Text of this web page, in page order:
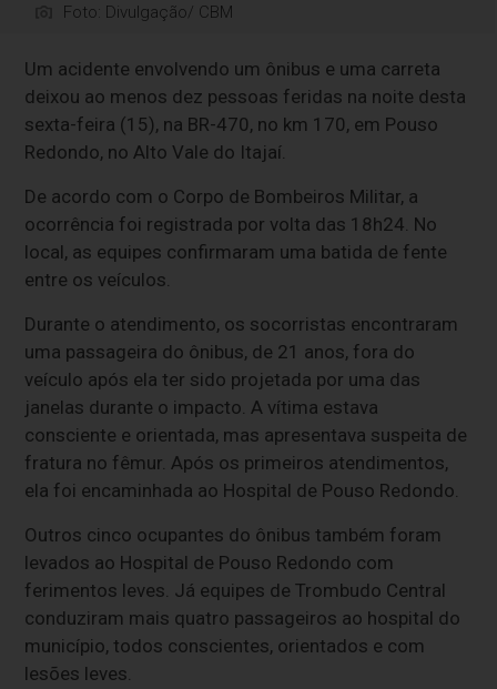
Foto: Divulgação/ CBM
Um acidente envolvendo um ônibus e uma carreta
deixou ao menos dez pessoas feridas na noite desta
sexta-feira (15), na BR-470, no km 170, em Pouso
Redondo, no Alto Vale do Itajaí.
De acordo com o Corpo de Bombeiros Militar, a
ocorrência foi registrada por volta das 18h24. No
local, as equipes confirmaram uma batida de fente
entre os veículos.
Durante o atendimento, os socorristas encontraram
uma passageira do ônibus, de 21 anos, fora do
veículo após ela ter sido projetada por uma das
janelas durante o impacto. A vítima estava
consciente e orientada, mas apresentava suspeita de
fratura no fêmur. Após os primeiros atendimentos,
ela foi encaminhada ao Hospital de Pouso Redondo.
Outros cinco ocupantes do ônibus também foram
levados ao Hospital de Pouso Redondo com
ferimentos leves. Já equipes de Trombudo Central
conduziram mais quatro passageiros ao hospital do
município, todos conscientes, orientados e com
lesões leves.